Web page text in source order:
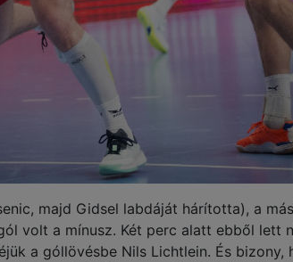
majd Gidsel labdáját hárította), a
volt a mínusz. Két perc alatt ebből lett
a góllövésbe Nils Lichtlein. És bizony,